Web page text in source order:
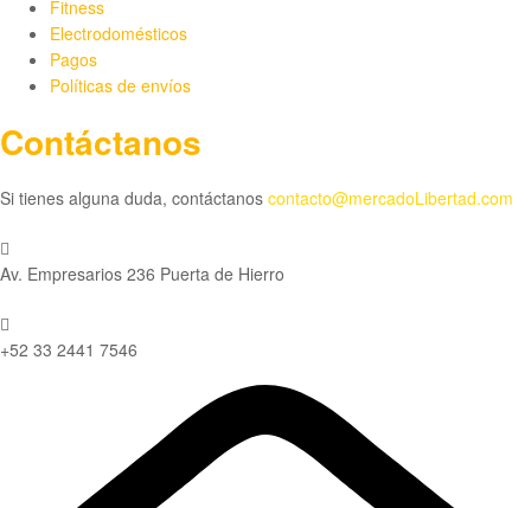
Fitness
Electrodomésticos
Pagos
Políticas de envíos
Contáctanos
Si tienes alguna duda, contáctanos contacto@mercadoLibertad.com
Av. Empresarios 236 Puerta de Hierro
+52 33 2441 7546